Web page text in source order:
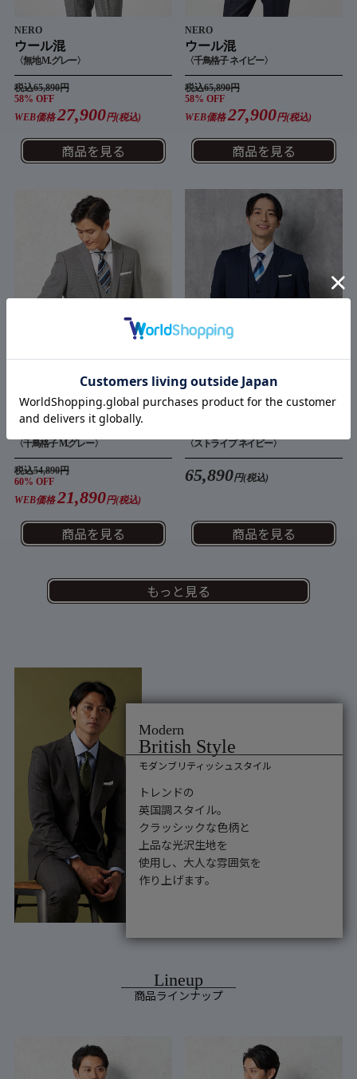
NERO
ウール混
〈無地 M.グレー〉
税込65,890円
58% OFF
WEB価格27,900円(税込)
商品を見る
NERO
ウール混
〈千鳥格子 ネイビー〉
税込65,890円
58% OFF
WEB価格27,900円(税込)
商品を見る
NERO
〈千鳥格子 M.グレー〉
税込54,890円
60% OFF
WEB価格21,890円(税込)
商品を見る
〈ストライプ ネイビー〉
65,890円(税込)
商品を見る
もっと見る
モダンブリティッシュスタイル
トレンドの
英国調スタイル。
クラッシックな色柄と
上品な光沢生地を
使用し、大人な雰囲気を
作り上げます。
商品ラインナップ